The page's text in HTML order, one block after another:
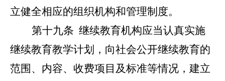
立健全相应的组织机构和管理制度。
第十九条 继续教育机构应当认真实施
继续教育教学计划，向社会公开继续教育的
范围、内容、收费项目及标准等情况，建立